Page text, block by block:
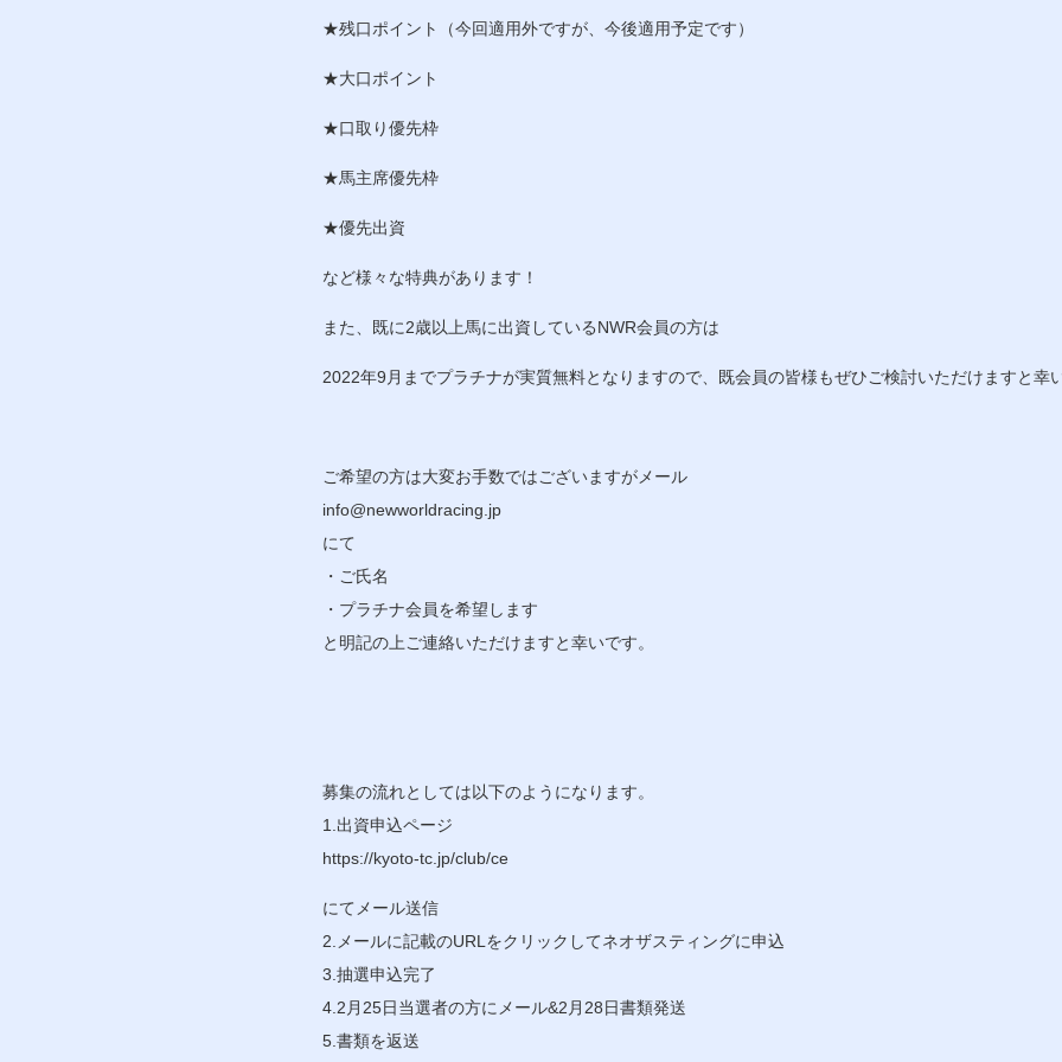
★残口ポイント（今回適用外ですが、今後適用予定です）
★大口ポイント
★口取り優先枠
★馬主席優先枠
★優先出資
など様々な特典があります！
また、既に2歳以上馬に出資しているNWR会員の方は
2022年9月までプラチナが実質無料となりますので、既会員の皆様もぜひご検討いただけますと幸
ご希望の方は大変お手数ではございますがメール
info@newworldracing.jp
にて
・ご氏名
・プラチナ会員を希望します
と明記の上ご連絡いただけますと幸いです。
募集の流れとしては以下のようになります。
1.出資申込ページ
https://kyoto-tc.jp/club/ce
にてメール送信
2.メールに記載のURLをクリックしてネオザスティングに申込
3.抽選申込完了
4.2月25日当選者の方にメール&2月28日書類発送
5.書類を返送